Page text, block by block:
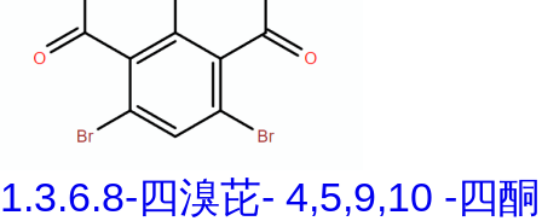
1.3.6.8-四溴芘- 4,5,9,10 -四酮